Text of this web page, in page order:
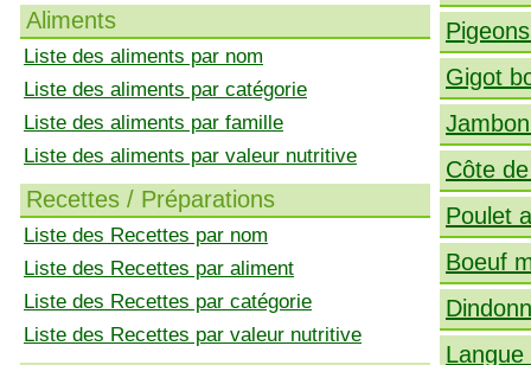
Aliments
Liste des aliments par nom
Liste des aliments par catégorie
Liste des aliments par famille
Liste des aliments par valeur nutritive
Recettes / Préparations
Liste des Recettes par nom
Liste des Recettes par aliment
Liste des Recettes par catégorie
Liste des Recettes par valeur nutritive
Gigot
Côte
Poulet
Boeuf